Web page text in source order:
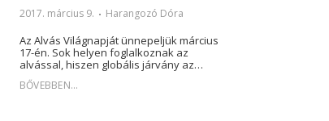
2017. március 9. Harangozó Dóra
Az Alvás Világnapját ünnepeljük március
17-én. Sok helyen foglalkoznak az
alvással, hiszen globális járvány az…
BŐVEBBEN...